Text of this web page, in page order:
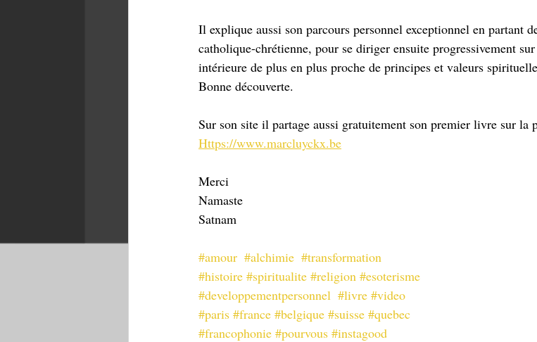
Il explique aussi son parcours personnel exceptionnel en partant
catholique-chrétienne, pour se diriger ensuite progressivement
intérieure de plus en plus proche de principes et valeurs
Bonne découverte.
Sur son site il partage aussi gratuitement son premier livre sur la
Https://www.marcluyckx.be
Merci
Namaste
Satnam
#amour #alchimie #transformation
#histoire #spiritualite #religion #esoterisme
#developpementpersonnel #livre #video
#paris #france #belgique #suisse #quebec
#francophonie #pourvous #instagood